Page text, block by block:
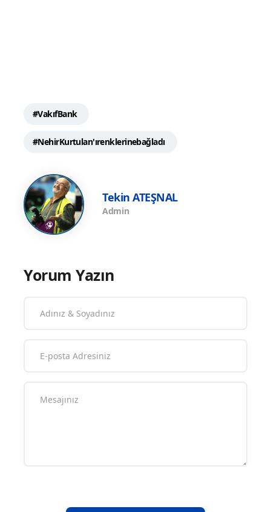
#VakıfBank
#NehirKurtulan'ırenklerinebağladı
Tekin ATEŞNAL
Admin
Yorum Yazın